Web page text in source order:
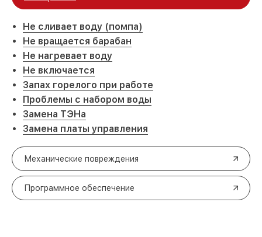
Не сливает воду (помпа)
Не вращается барабан
Не нагревает воду
Не включается
Запах горелого при работе
Проблемы с набором воды
Замена ТЭНа
Замена платы управления
Механические повреждения
Программное обеспечение